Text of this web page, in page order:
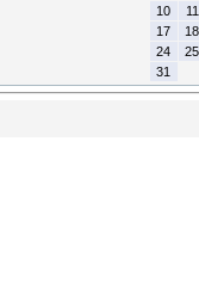
10
11
17
18
24
25
31